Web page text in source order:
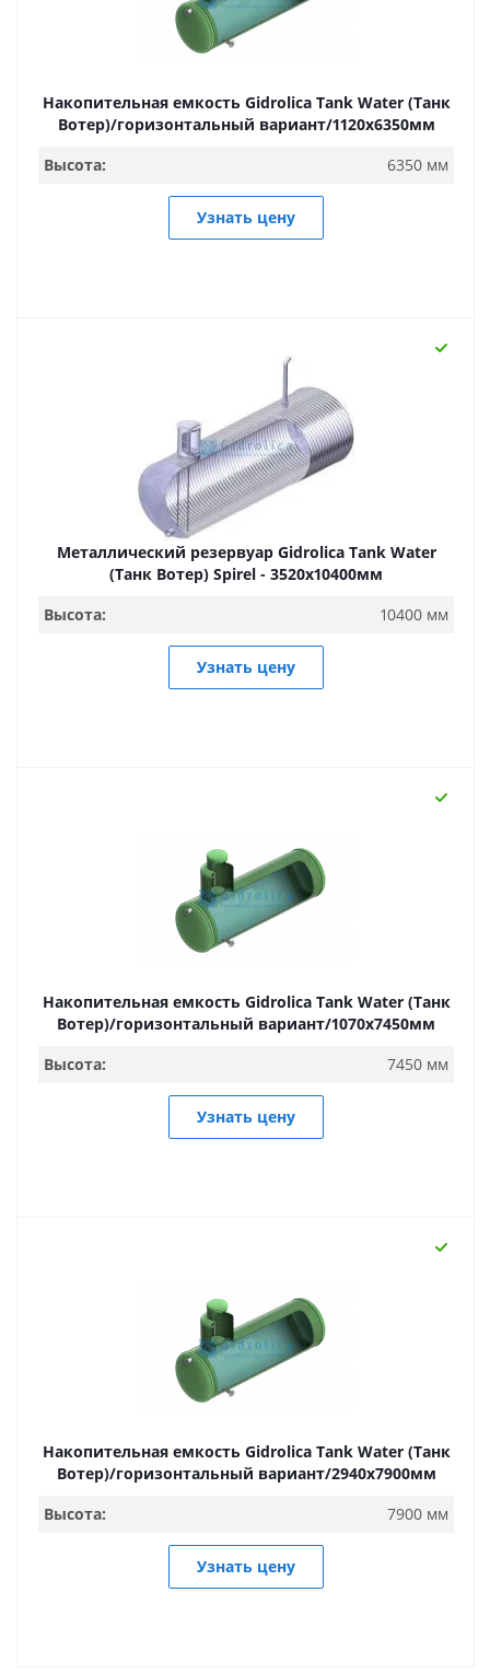
Накопительная емкость Gidrolica Tank Water (Танк
Вотер)/горизонтальный вариант/1120х6350мм
Высота:
6350 мм
Узнать цену
Металлический резервуар Gidrolica Tank Water
(Танк Вотер) Spirel - 3520х10400мм
Высота:
10400 мм
Узнать цену
Накопительная емкость Gidrolica Tank Water (Танк
Вотер)/горизонтальный вариант/1070х7450мм
Высота:
7450 мм
Узнать цену
Накопительная емкость Gidrolica Tank Water (Танк
Вотер)/горизонтальный вариант/2940х7900мм
Высота:
7900 мм
Узнать цену